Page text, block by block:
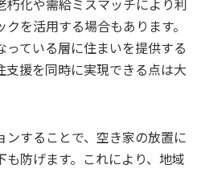
を活用する場合もあります。
ている層に住まいを提供する
支援を同時に実現できる点は大
することで、空き家の放置に
防げます。これにより、地域